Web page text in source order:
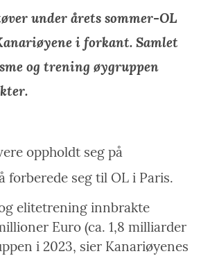
under årets sommer-OL
i forkant. Samlet
og trening øygruppen
oppholdt seg på
forberede seg til OL i Paris.
elitetrening innbrakte
Euro (ca. 1,8 milliarder
i 2023, sier Kanariøyenes